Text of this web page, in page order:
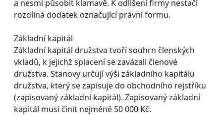
a nesmí působit klamavě. K odlišení firmy nestačí
rozdílná dodatek označující právní formu.
Základní kapitál
Základní kapitál družstva tvoří souhrn členských
vkladů, k jejichž splacení se zavázali členové
družstva. Stanovy určují výši základního kapitálu
družstva, který se zapisuje do obchodního rejstříku
(zapisovaný základní kapitál). Zapisovaný základní
kapitál musí činit nejméně 50 000 Kč.